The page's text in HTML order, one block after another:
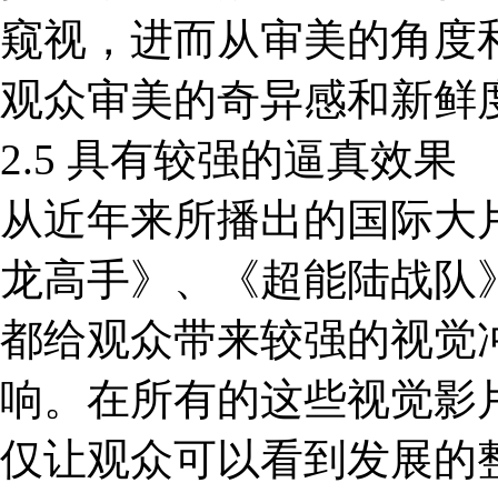
窥视，进而从审美的角度
观众审美的奇异感和新鲜
2.5 具有较强的逼真效果
从近年来所播出的国际
龙高手》、《超能陆战队
都给观众带来较强的视觉
响。在所有的这些视觉影
仅让观众可以看到发展的